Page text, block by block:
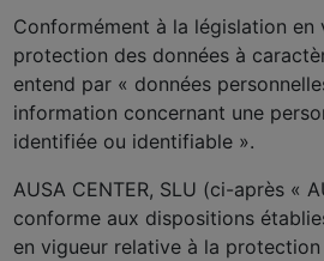
Conformément à la législation en
protection des données à
entend par « données
information concernant une
identifiée ou identifiable ».
AUSA CENTER, SLU (ci-après «
conforme aux dispositions
en vigueur relative à la protection